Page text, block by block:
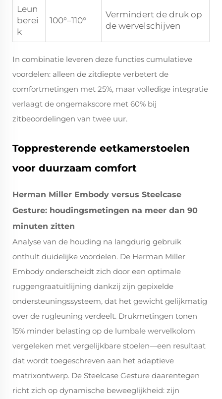
Leun
berei
k
100°–110°
Vermindert de druk op
de wervelschijven
In combinatie leveren deze functies cumulatieve
voordelen: alleen de zitdiepte verbetert de
comfortmetingen met 25%, maar volledige integratie
verlaagt de ongemakscore met 60% bij
zitbeoordelingen van twee uur.
Toppresterende eetkamerstoelen
voor duurzaam comfort
Herman Miller Embody versus Steelcase
Gesture: houdingsmetingen na meer dan 90
minuten zitten
Analyse van de houding na langdurig gebruik
onthult duidelijke voordelen. De Herman Miller
Embody onderscheidt zich door een optimale
ruggengraatuitlijning dankzij zijn gepixelde
ondersteuningssysteem, dat het gewicht gelijkmatig
over de rugleuning verdeelt. Drukmetingen tonen
15% minder belasting op de lumbale wervelkolom
vergeleken met vergelijkbare stoelen—een resultaat
dat wordt toegeschreven aan het adaptieve
matrixontwerp. De Steelcase Gesture daarentegen
richt zich op dynamische beweeglijkheid: zijn